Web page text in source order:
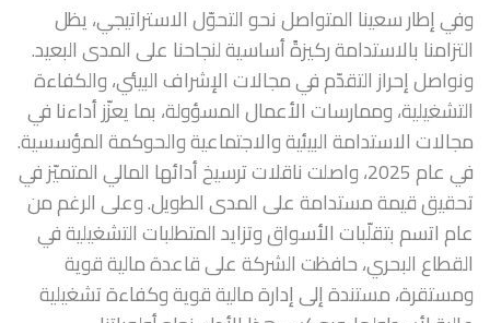
وفي إطار سعينا المتواصل نحو التحوّل الاستراتيجي، يظل
التزامنا بالاستدامة ركيزةً أساسية لنجاحنا على المدى البعيد.
ونواصل إحراز التقدّم في مجالات الإشراف البيئي، والكفاءة
التشغيلية، وممارسات الأعمال المسؤولة، بما يعزّز أداءنا في
مجالات الاستدامة البيئية والاجتماعية والحوكمة المؤسسية.
في عام 2025، واصلت ناقلات ترسيخ أدائها المالي المتميّز في
تحقيق قيمة مستدامة على المدى الطويل. وعلى الرغم من
عام اتسم بتقلّبات الأسواق وتزايد المتطلبات التشغيلية في
القطاع البحري، حافظت الشركة على قاعدة مالية قوية
ومستقرة، مستندة إلى إدارة مالية قوية وكفاءة تشغيلية